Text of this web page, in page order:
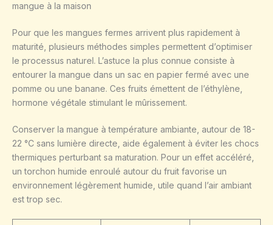
mangue à la maison
Pour que les mangues fermes arrivent plus rapidement à
maturité, plusieurs méthodes simples permettent d’optimiser
le processus naturel. L’astuce la plus connue consiste à
entourer la mangue dans un sac en papier fermé avec une
pomme ou une banane. Ces fruits émettent de l’éthylène,
hormone végétale stimulant le mûrissement.
Conserver la mangue à température ambiante, autour de 18-
22 °C sans lumière directe, aide également à éviter les chocs
thermiques perturbant sa maturation. Pour un effet accéléré,
un torchon humide enroulé autour du fruit favorise un
environnement légèrement humide, utile quand l’air ambiant
est trop sec.